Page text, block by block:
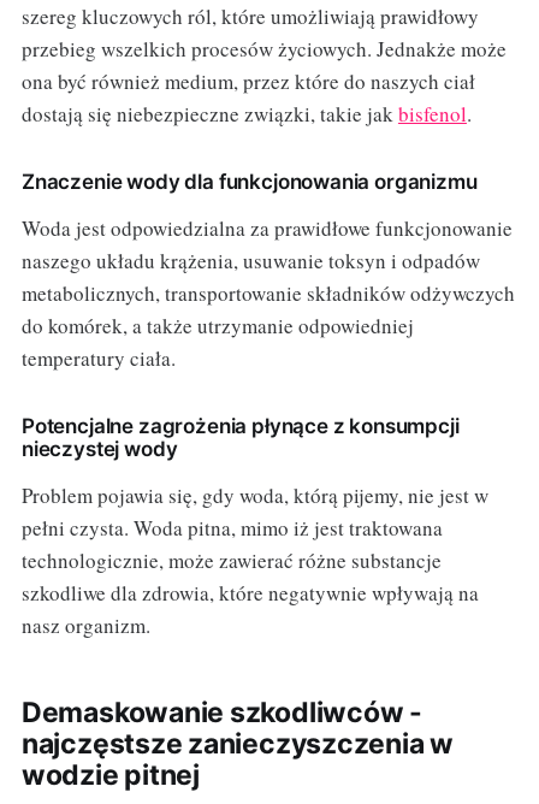
szereg kluczowych ról, które umożliwiają prawidłowy
przebieg wszelkich procesów życiowych. Jednakże może
ona być również medium, przez które do naszych ciał
dostają się niebezpieczne związki, takie jakbisfenol.
Znaczenie wody dla funkcjonowania organizmu
Woda jest odpowiedzialna za prawidłowe funkcjonowanie
naszego układu krążenia, usuwanie toksyn i odpadów
metabolicznych, transportowanie składników odżywczych
do komórek, a także utrzymanie odpowiedniej
temperatury ciała.
Potencjalne zagrożenia płynące z konsumpcji
nieczystej wody
Problem pojawia się, gdy woda, którą pijemy, nie jest w
pełni czysta. Woda pitna, mimo iż jest traktowana
technologicznie, może zawierać różne substancje
szkodliwe dla zdrowia, które negatywnie wpływają na
nasz organizm.
Demaskowanie szkodliwców -
najczęstsze zanieczyszczenia w
wodzie pitnej